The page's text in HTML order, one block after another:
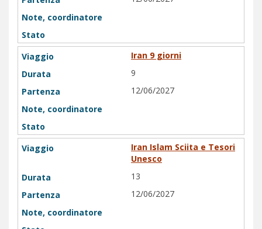
Iran 9 giorni
9
12/06/2027
Iran Islam Sciita e Tesori
Unesco
13
12/06/2027